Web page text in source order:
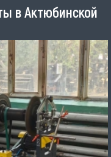
в Актюбинской